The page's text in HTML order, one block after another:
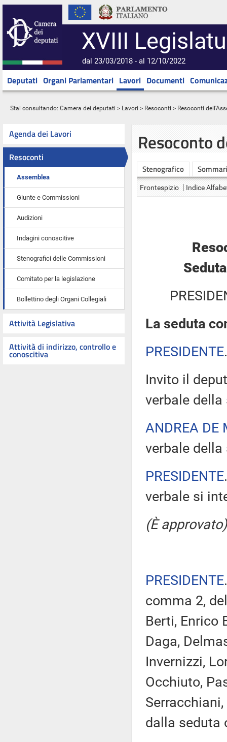
XVIII
dal 23/03/2018 - al 12/10/2022
Deputati Organi Parlamentari Lavori Documenti
Stai consultando: Camera dei deputati > Lavori > Resoconti > Resoconti
Agenda dei Lavori
Resoconti
Assemblea
Giunte e Commissioni
Audizioni
Indagini conoscitive
Stenografici delle Commissioni
Comitato per la legislazione
Bollettino degli Organi Collegiali
Attività Legislativa
Attività di indirizzo, controllo e
conoscitiva
Resoconto
Stenografico
Frontespizio Indice
La seduta
PRESIDENTE
Invito il
verbale della
ANDREA DE
verbale
PRESIDENTE
verbale si
(È approvato)
PRESIDENTE
comma 2,
Berti, Enrico
Daga,
Invernizzi,
Occhiuto,
dalla seduta